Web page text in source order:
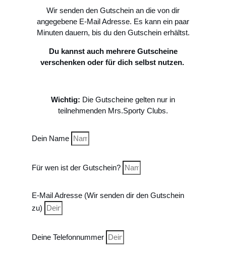
Wir senden den Gutschein an die von dir
angegebene E-Mail Adresse. Es kann ein paar
Minuten dauern, bis du den Gutschein erhältst.
Du kannst auch mehrere Gutscheine
verschenken oder für dich selbst nutzen.
Wichtig: Die Gutscheine gelten nur in
teilnehmenden Mrs.Sporty Clubs.
Dein Name
Für wen ist der Gutschein?
E-Mail Adresse (Wir senden dir den Gutschein
zu)
Deine Telefonnummer